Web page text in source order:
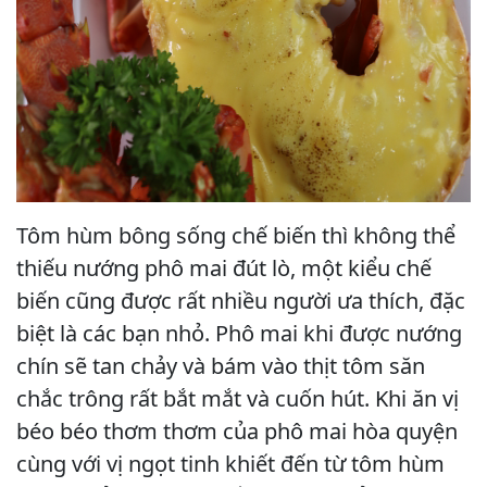
Tôm hùm bông sống chế biến thì không thể
thiếu nướng phô mai đút lò, một kiểu chế
biến cũng được rất nhiều người ưa thích, đặc
biệt là các bạn nhỏ. Phô mai khi được nướng
chín sẽ tan chảy và bám vào thịt tôm săn
chắc trông rất bắt mắt và cuốn hút. Khi ăn vị
béo béo thơm thơm của phô mai hòa quyện
cùng với vị ngọt tinh khiết đến từ tôm hùm